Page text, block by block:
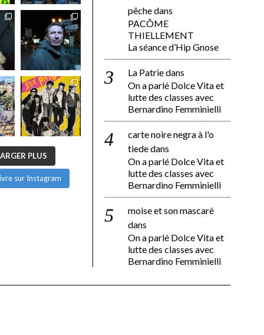
PLUS
sur Instagram
pêchedans
PACÔME
THIELLEMENT
La séance d’Hip Gnose
La Patriedans
On a parlé Dolce Vita et
lutte des classes avec
Bernardino Femminielli
carte noire negra à l'o
tiededans
On a parlé Dolce Vita et
lutte des classes avec
Bernardino Femminielli
moise et son mascaré
dans
On a parlé Dolce Vita et
lutte des classes avec
Bernardino Femminielli